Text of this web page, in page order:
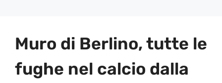
Muro di Berlino, tutte le
fughe nel calcio dalla